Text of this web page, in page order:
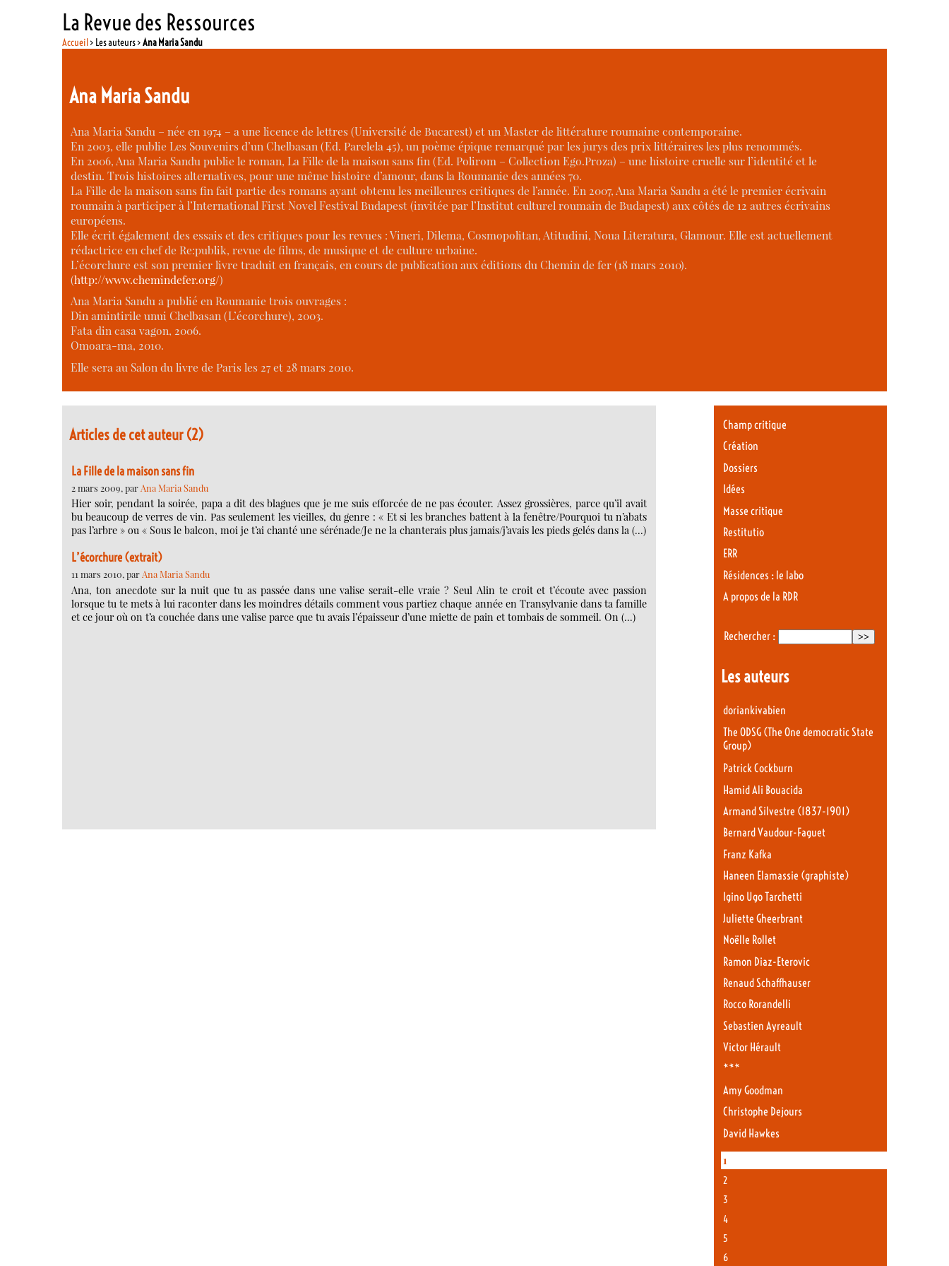
La Revue des Ressources
Accueil> Les auteurs >Ana Maria Sandu
Ana Maria Sandu
Ana Maria Sandu – née en 1974 – a une licence de lettres (Université de Bucarest) et un Master de littérature roumaine contemporaine.
En 2003, elle publie Les Souvenirs d’un Chelbasan (Ed. Parelela 45), un poème épique remarqué par les jurys des prix littéraires les plus renommés.
En 2006, Ana Maria Sandu publie le roman, La Fille de la maison sans fin (Ed. Polirom – Collection Ego.Proza) – une histoire cruelle sur l’identité et le
destin. Trois histoires alternatives, pour une même histoire d’amour, dans la Roumanie des années 70.
La Fille de la maison sans fin fait partie des romans ayant obtenu les meilleures critiques de l’année. En 2007, Ana Maria Sandu a été le premier écrivain
roumain à participer à l’International First Novel Festival Budapest (invitée par l’Institut culturel roumain de Budapest) aux côtés de 12 autres écrivains
européens.
Elle écrit également des essais et des critiques pour les revues : Vineri, Dilema, Cosmopolitan, Atitudini, Noua Literatura, Glamour. Elle est actuellement
rédactrice en chef de Re:publik, revue de films, de musique et de culture urbaine.
L’écorchure est son premier livre traduit en français, en cours de publication aux éditions du Chemin de fer (18 mars 2010).
(http://www.chemindefer.org/)
Ana Maria Sandu a publié en Roumanie trois ouvrages :
Din amintirile unui Chelbasan (L’écorchure), 2003.
Fata din casa vagon, 2006.
Omoara-ma, 2010.
Elle sera au Salon du livre de Paris les 27 et 28 mars 2010.
Articles de cet auteur (2)
La Fille de la maison sans fin
2 mars 2009, parAna Maria Sandu
Hier soir, pendant la soirée, papa a dit des blagues que je me suis efforcée de ne pas écouter. Assez grossières, parce qu’il avait
bu beaucoup de verres de vin. Pas seulement les vieilles, du genre : « Et si les branches battent à la fenêtre/Pourquoi tu n’abats
pas l’arbre » ou « Sous le balcon, moi je t’ai chanté une sérénade/Je ne la chanterais plus jamais/j’avais les pieds gelés dans la (…)
L’écorchure (extrait)
11 mars 2010, parAna Maria Sandu
Ana, ton anecdote sur la nuit que tu as passée dans une valise serait-elle vraie ? Seul Alin te croit et t’écoute avec passion
lorsque tu te mets à lui raconter dans les moindres détails comment vous partiez chaque année en Transylvanie dans ta famille
et ce jour où on t’a couchée dans une valise parce que tu avais l’épaisseur d’une miette de pain et tombais de sommeil. On (…)
Champ critique
Création
Dossiers
Idées
Masse critique
Restitutio
ERR
Résidences : le labo
A propos de la RDR
Rechercher :
Les auteurs
doriankivabien
The ODSG (The One democratic State
Group)
Patrick Cockburn
Hamid Ali Bouacida
Armand Silvestre (1837-1901)
Bernard Vaudour-Faguet
Franz Kafka
Haneen Elamassie (graphiste)
Igino Ugo Tarchetti
Juliette Gheerbrant
Noëlle Rollet
Ramon Diaz-Eterovic
Renaud Schaffhauser
Rocco Rorandelli
Sebastien Ayreault
Victor Hérault
***
Amy Goodman
Christophe Dejours
David Hawkes
1
2
3
4
5
6